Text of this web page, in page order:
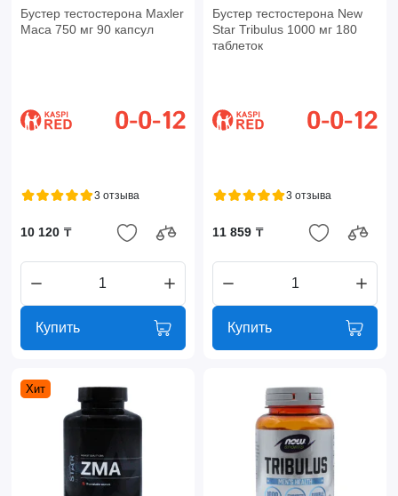
Бустер тестостерона Maxler
Maca 750 мг 90 капсул
3 отзыва
10 120 ₸
Купить
Бустер тестостерона New
Star Tribulus 1000 мг 180
таблеток
3 отзыва
11 859 ₸
Купить
Хит